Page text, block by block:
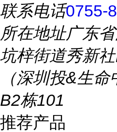
联系电话0755-
所在地址广东
坑梓街道秀新
（深圳投&生命
B2栋101
推荐产品